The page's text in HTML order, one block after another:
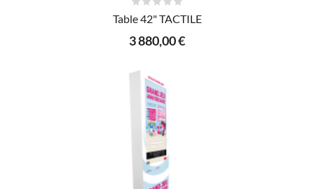
AJOUTER AU PANIER
Table 42" TACTILE
3 880,00 €